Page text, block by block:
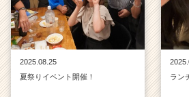
2025.08.25
夏祭りイベント開催！
ラン